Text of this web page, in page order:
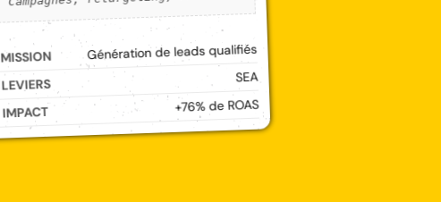
MISSION Génération de leads qualifiés
LEVIERS SEA
IMPACT +76% de ROAS